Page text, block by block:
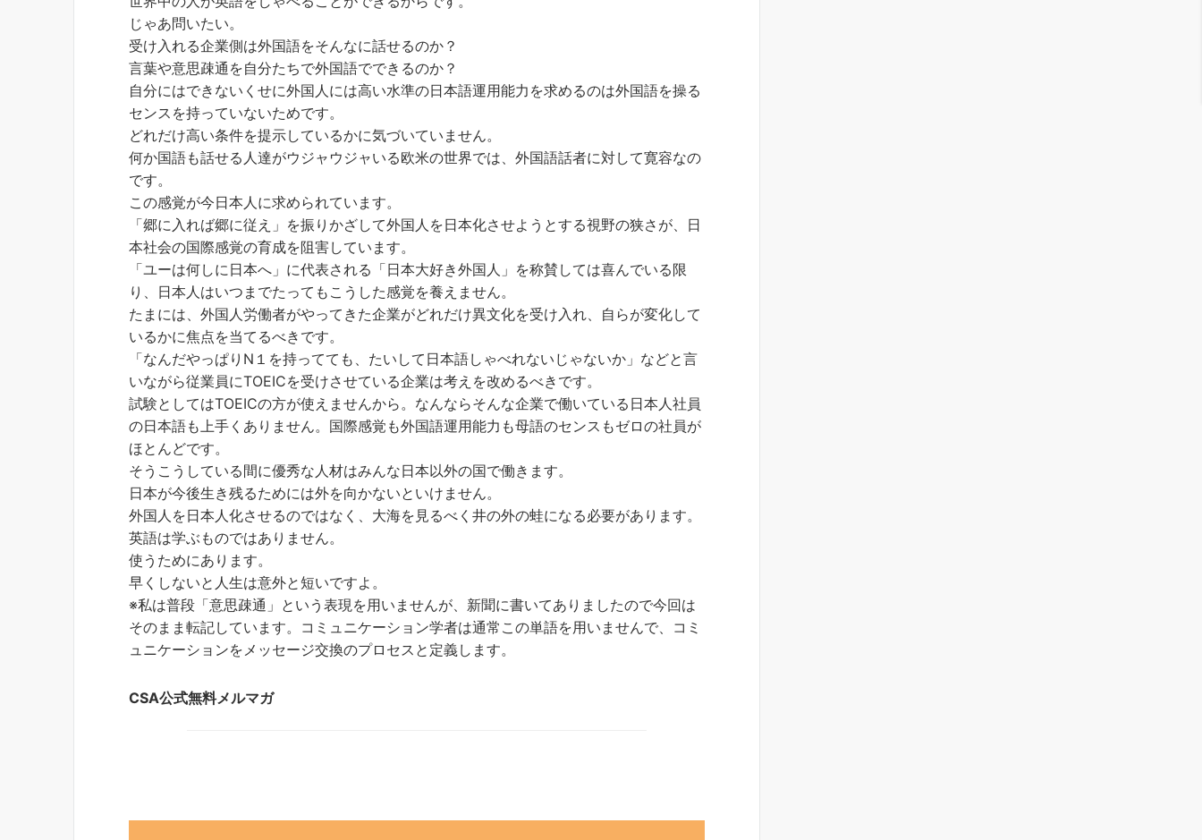
じゃあ問いたい。
受け入れる企業側は外国語をそんなに話せるのか？
言葉や意思疎通を自分たちで外国語でできるのか？
自分にはできないくせに外国人には高い水準の日本語運用能力を求めるのは外国語を操る
センスを持っていないためです。
どれだけ高い条件を提示しているかに気づいていません。
何か国語も話せる人達がウジャウジャいる欧米の世界では、外国語話者に対して寛容なの
です。
この感覚が今日本人に求められています。
「郷に入れば郷に従え」を振りかざして外国人を日本化させようとする視野の狭さが、日
本社会の国際感覚の育成を阻害しています。
「ユーは何しに日本へ」に代表される「日本大好き外国人」を称賛しては喜んでいる限
り、日本人はいつまでたってもこうした感覚を養えません。
たまには、外国人労働者がやってきた企業がどれだけ異文化を受け入れ、自らが変化して
いるかに焦点を当てるべきです。
「なんだやっぱりN１を持ってても、たいして日本語しゃべれないじゃないか」などと言
いながら従業員にTOEICを受けさせている企業は考えを改めるべきです。
試験としてはTOEICの方が使えませんから。なんならそんな企業で働いている日本人社員
の日本語も上手くありません。国際感覚も外国語運用能力も母語のセンスもゼロの社員が
ほとんどです。
そうこうしている間に優秀な人材はみんな日本以外の国で働きます。
日本が今後生き残るためには外を向かないといけません。
外国人を日本人化させるのではなく、大海を見るべく井の外の蛙になる必要があります。
英語は学ぶものではありません。
使うためにあります。
早くしないと人生は意外と短いですよ。
※私は普段「意思疎通」という表現を用いませんが、新聞に書いてありましたので今回は
そのまま転記しています。コミュニケーション学者は通常この単語を用いませんで、コミ
ュニケーションをメッセージ交換のプロセスと定義します。
CSA公式無料メルマガ